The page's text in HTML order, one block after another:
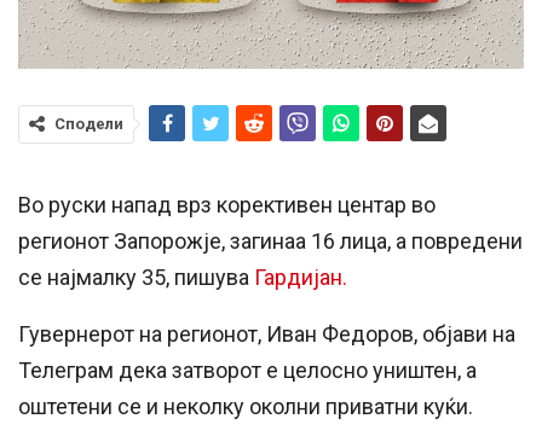
Сподели
Во руски напад врз корективен центар во
регионот Запорожје, загинаа 16 лица, а повредени
се најмалку 35, пишува Гардијан.
Гувернерот на регионот, Иван Федоров, објави на
Телеграм дека затворот е целосно уништен, а
оштетени се и неколку околни приватни куќи.